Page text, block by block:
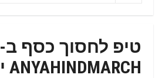
טיפ לחסוך כסף ב-
ANYAHINDMARCH ישראל